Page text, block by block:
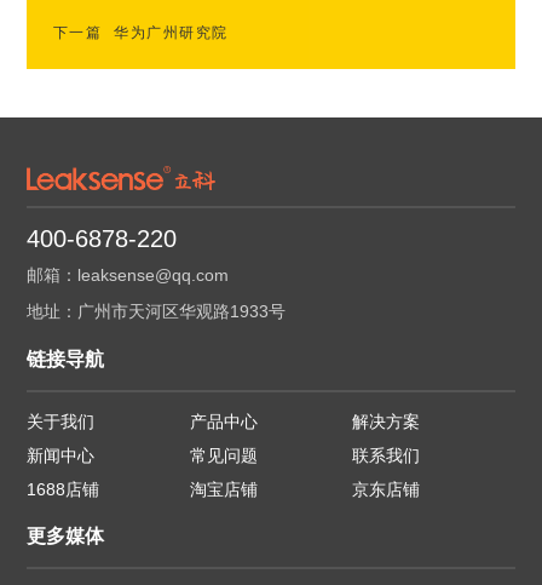
下一篇 华为广州研究院
400-6878-220
邮箱：leaksense@qq.com
地址：广州市天河区华观路1933号
链接导航
关于我们 产品中心
解决方案
新闻中心
常见问题
联系我们
1688店铺
淘宝店铺 京东店铺
更多媒体